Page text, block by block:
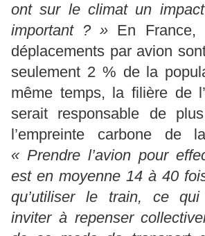
ont sur le climat un
important ? » En France,
déplacements par avion
seulement 2 % de la
même temps, la filière de
serait responsable de
l’empreinte carbone de
« Prendre l’avion pour
est en moyenne 14 à 40
qu’utiliser le train, ce
inviter à repenser